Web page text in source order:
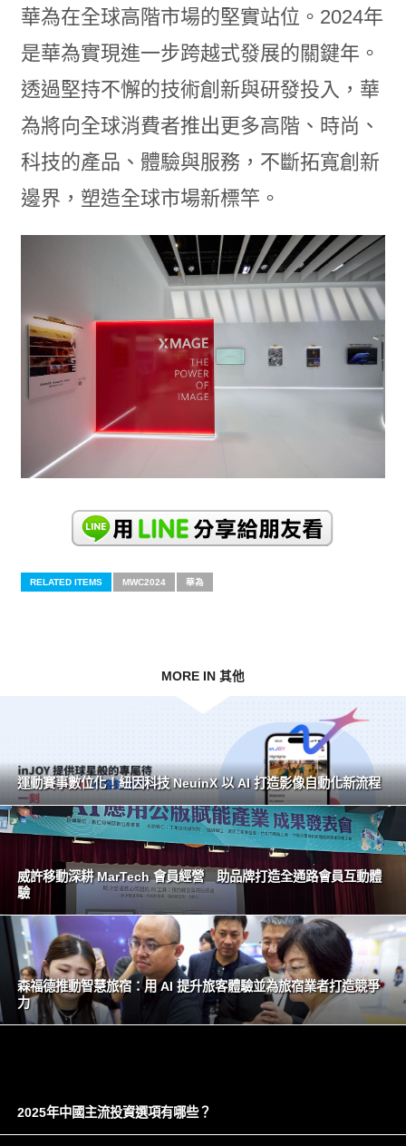
華為在全球高階市場的堅實站位。2024年
是華為實現進一步跨越式發展的關鍵年。
透過堅持不懈的技術創新與研發投入，華
為將向全球消費者推出更多高階、時尚、
科技的產品、體驗與服務，不斷拓寬創新
邊界，塑造全球市場新標竿。
RELATED ITEMS MWC2024 華為
MORE IN 其他
運動賽事數位化！紐因科技 NeuinX 以 AI 打造影像自動化新流程
威許移動深耕 MarTech 會員經營 助品牌打造全通路會員互動體
驗
森福德推動智慧旅宿：用 AI 提升旅客體驗並為旅宿業者打造競爭
力
2025年中國主流投資選項有哪些？